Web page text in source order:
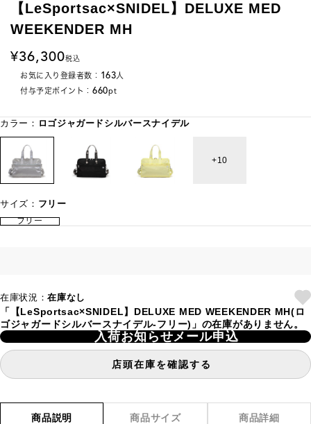
【LeSportsac×SNIDEL】DELUXE MED
WEEKENDER MH
36,300税込
お気に入り登録者数： 163人
付与予定ポイント： 660pt
カラー： ロゴジャガードシルバースナイデル
10
サイズ： フリー
フリー
在庫状況：在庫なし
「【LeSportsac×SNIDEL】DELUXE MED WEEKENDER MH(ロ
ゴジャガードシルバースナイデル-フリー)」の在庫がありません。
入荷お知らせメール申込
店頭在庫を確認する
商品説明 商品サイズ 商品詳細